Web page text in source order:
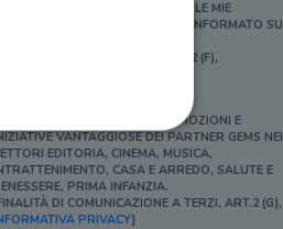
PERSONALIZZATE E IN LINEA CON LE MIE
ABITUDINI DI ACQUISTO, ESSERE INFORMATO SU
[FINALITÀ DI PROFILAZIONE, ART.2 (F),
SÌ, DESIDERO ACCEDERE A PROMOZIONI E
VANTAGGIOSE DEI PARTNER GEMS NEI
EDITORIA, CINEMA, MUSICA,
CASA E ARREDO, SALUTE E
PRIMA INFANZIA.
DI COMUNICAZIONE A TERZI, ART.2 (G),
PRIVACY]
dell'account. Il sito